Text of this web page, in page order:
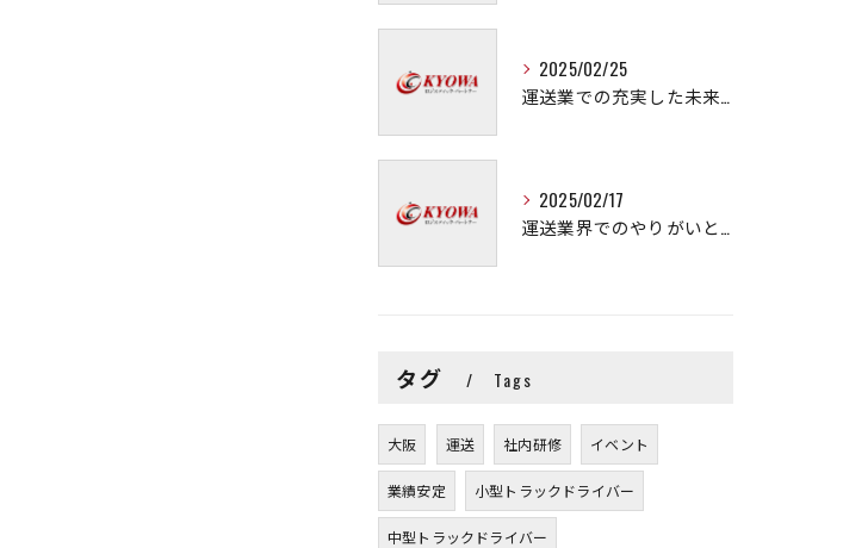
2025/02/25
運送業での充実した未来を拓く方法
2025/02/17
運送業界でのやりがいと可能性
タグ Tags
大阪 運送 社内研修 イベント
業績安定 小型トラックドライバー
中型トラックドライバー